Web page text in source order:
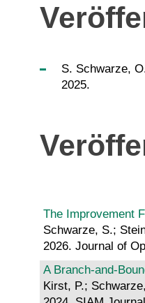
S. Schwarze,
2025.
The Improvement
Schwarze, S.;
2026. Journal of
A Branch-and-
Kirst, P.;